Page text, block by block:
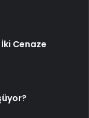
Cenaze